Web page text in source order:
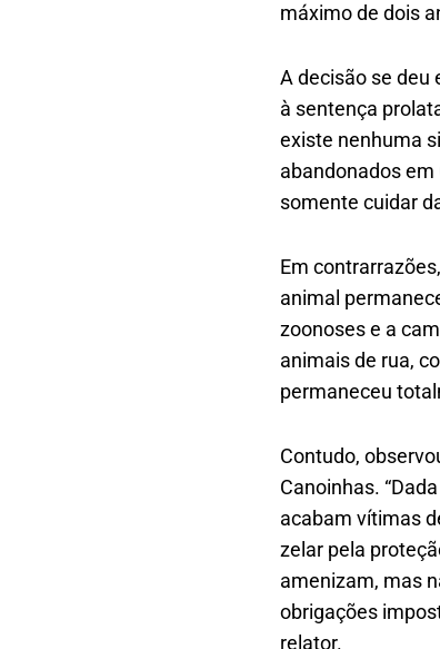
máximo de dois
A decisão se deu
à sentença
existe nenhuma
abandonados
somente cuidar
Em
animal
zoonoses e a
animais de rua,
permaneceu
Contudo,
Canoinhas.
acabam vítimas
zelar pela
amenizam, mas
obrigações
relator.